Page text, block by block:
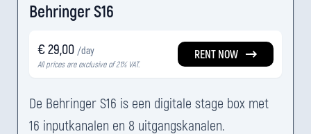
Behringer S16
€ 29,00 /day
All prices are exclusive of 21% VAT.
RENT NOW
De Behringer S16 is een digitale stage box met
16 inputkanalen en 8 uitgangskanalen.